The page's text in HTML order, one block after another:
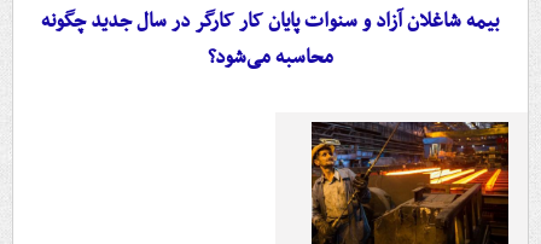
بیمه شاغلان آزاد و سنوات پایان کار کارگر در سال جدید چگونه
محاسبه می‌شود؟